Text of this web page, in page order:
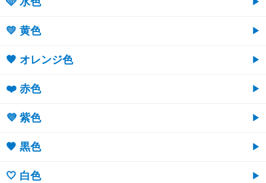
💛 黄色
🧡 オレンジ色
❤️ 赤色
💜 紫色
🖤 黒色
🤍 白色